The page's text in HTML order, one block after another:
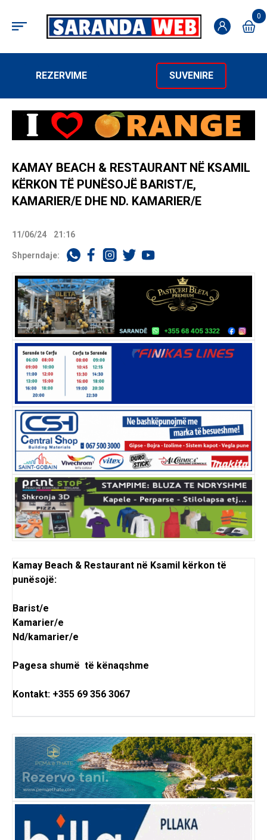
0
REZERVIME SUVENIRE
KAMAY BEACH & RESTAURANT NË KSAMIL
KËRKON TË PUNËSOJË BARIST/E,
KAMARIER/E DHE ND. KAMARIER/E
11/06/24 21:16
Shperndaje:
Kamay Beach & Restaurant në Ksamil kërkon të
punësojë:
Barist/e
Kamarier/e
Nd/kamarier/e
Pagesa shumë të kënaqshme
Kontakt: +355 69 356 3067